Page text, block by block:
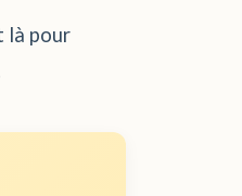
là pour